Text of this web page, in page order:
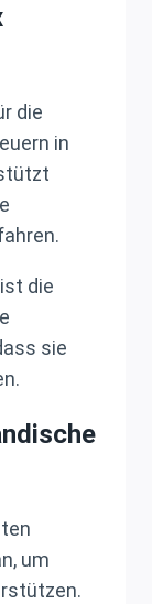
die
in
die
sie
um